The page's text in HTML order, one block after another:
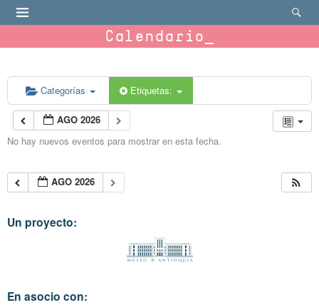
Calendario
Categorías Etiquetas:
AGO 2026
No hay nuevos eventos para mostrar en esta fecha.
AGO 2026
Un proyecto:
En asocio con: